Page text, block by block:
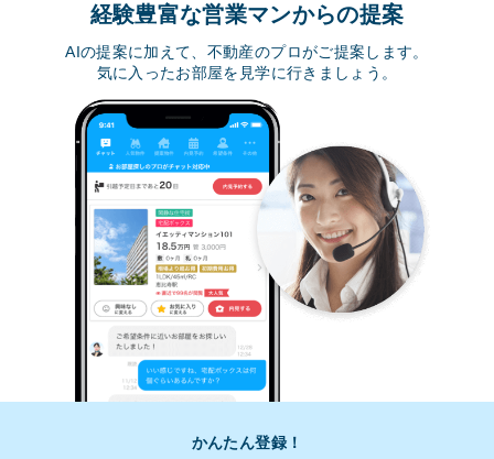
経験豊富な営業マンからの提案
AIの提案に加えて、不動産のプロがご提案します。
気に入ったお部屋を見学に行きましょう。
かんたん登録！